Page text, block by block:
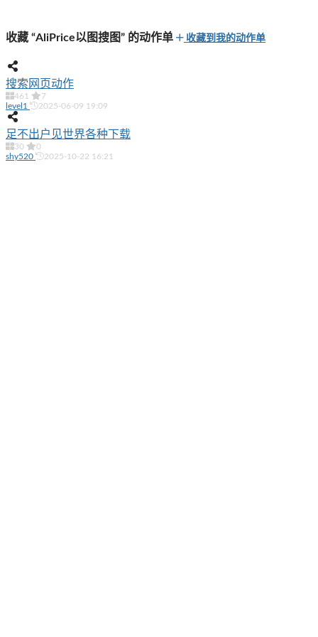
收藏 “AliPrice以图搜图” 的动作单 收藏到我的动作单
搜索网页动作
461
7
level1
2025-06-09 19:09
足不出户见世界各种下载
30
0
shy520
2025-10-22 16:21